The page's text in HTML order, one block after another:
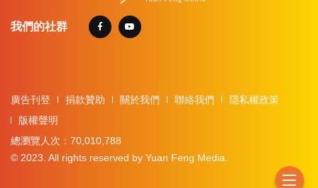
我們的社群
廣告刊登 捐款贊助 關於我們 聯絡我們
隱私權政策
版權聲明
總瀏覽人次：70,010,788
© 2023. All rights reserved by Yuan Feng Media.